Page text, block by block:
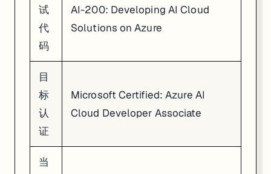
试
代
码
AI-200: Developing AI Cloud
Solutions on Azure
目
标
认
证
Microsoft Certified: Azure AI
Cloud Developer Associate
当